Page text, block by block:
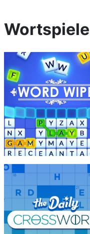
Wortspiele